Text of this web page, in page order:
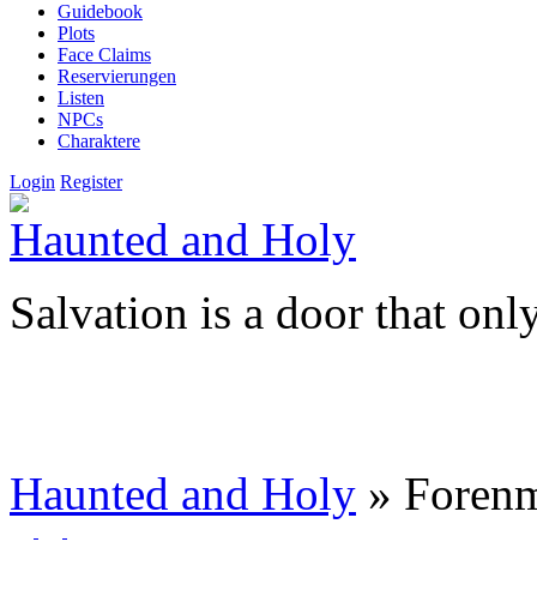
Guidebook
Plots
Face Claims
Reservierungen
Listen
NPCs
Charaktere
Login Register
Haunted and Holy
Salvation is a door that
Haunted and Holy »